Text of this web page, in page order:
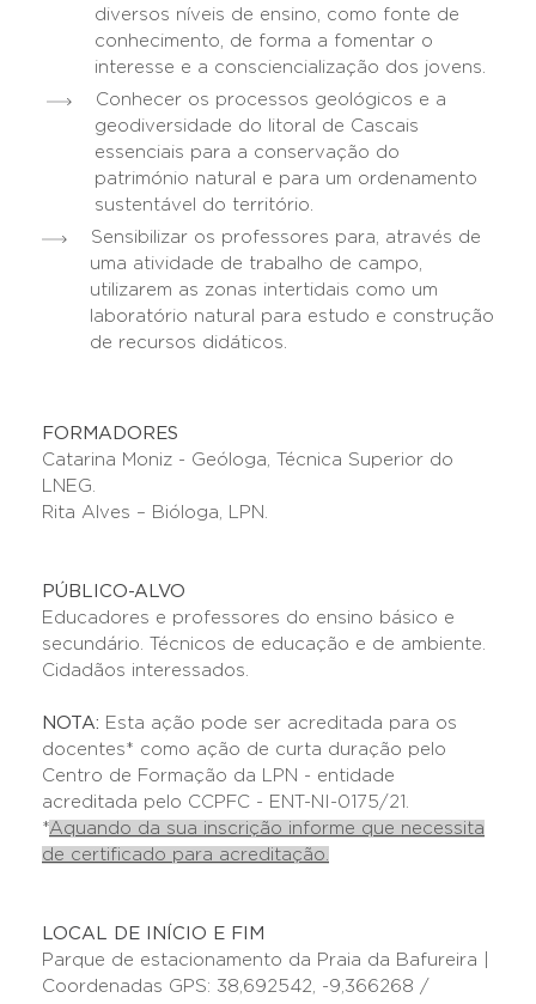
diversos níveis de ensino, como fonte de
conhecimento, de forma a fomentar o
interesse e a consciencialização dos jovens.
Conhecer os processos geológicos e a
geodiversidade do litoral de Cascais
essenciais para a conservação do
património natural e para um ordenamento
sustentável do território.
Sensibilizar os professores para, através de
uma atividade de trabalho de campo,
utilizarem as zonas intertidais como um
laboratório natural para estudo e construção
de recursos didáticos.
FORMADORES
Catarina Moniz - Geóloga, Técnica Superior do
LNEG.
Rita Alves – Bióloga, LPN.
PÚBLICO-ALVO
Educadores e professores do ensino básico e
secundário. Técnicos de educação e de ambiente.
Cidadãos interessados.
NOTA: Esta ação pode ser acreditada para os
docentes* como ação de curta duração pelo
Centro de Formação da LPN - entidade
acreditada pelo CCPFC - ENT-NI-0175/21.
*Aquando da sua inscrição informe que necessita
de certificado para acreditação.
LOCAL DE INÍCIO E FIM
Parque de estacionamento da Praia da Bafureira |
Coordenadas GPS: 38,692542, -9,366268 /